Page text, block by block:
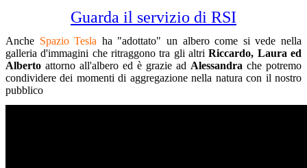
Guarda il servizio di RSI
Anche Spazio Tesla ha "adottato" un albero come si vede nella
galleria d'immagini che ritraggono tra gli altriRiccardo, Laura ed
Alberto attorno all'albero ed è grazie ad Alessandra che potremo
condividere dei momenti di aggregazione nella natura con il nostro
pubblico